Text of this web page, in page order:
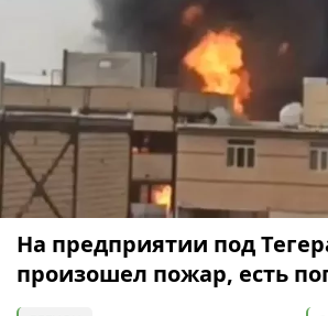
На предприятии под
произошел пожар, есть